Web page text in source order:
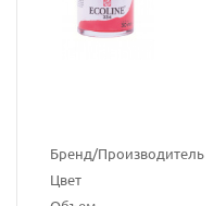
Бренд/Производитель
Цвет